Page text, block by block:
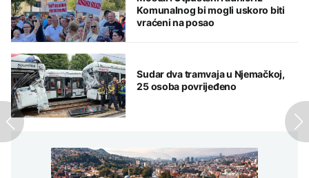
Komunalnog bi mogli uskoro biti
vraćeni na posao
Sudar dva tramvaja u Njemačkoj,
25 osoba povrijeđeno